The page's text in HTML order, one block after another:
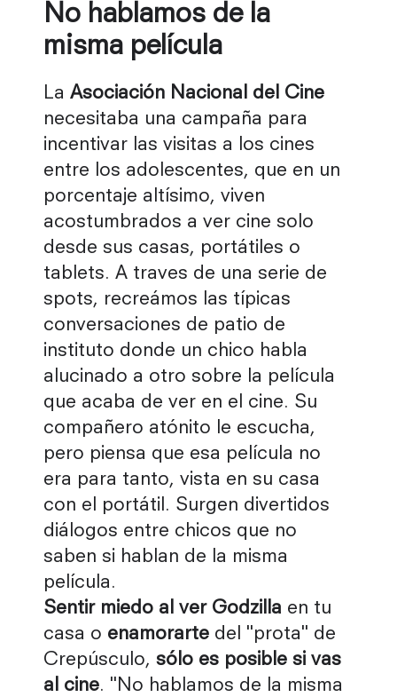
No hablamos de la
misma película
La Asociación Nacional del Cine
necesitaba una campaña para
incentivar las visitas a los cines
entre los adolescentes, que en un
porcentaje altísimo, viven
acostumbrados a ver cine solo
desde sus casas, portátiles o
tablets. A traves de una serie de
spots, recreámos las típicas
conversaciones de patio de
instituto donde un chico habla
alucinado a otro sobre la película
que acaba de ver en el cine. Su
compañero atónito le escucha,
pero piensa que esa película no
era para tanto, vista en su casa
con el portátil. Surgen divertidos
diálogos entre chicos que no
saben si hablan de la misma
película.
Sentir miedo al ver Godzilla en tu
casa o enamorarte del "prota" de
Crepúsculo, sólo es posible si vas
al cine. "No hablamos de la misma